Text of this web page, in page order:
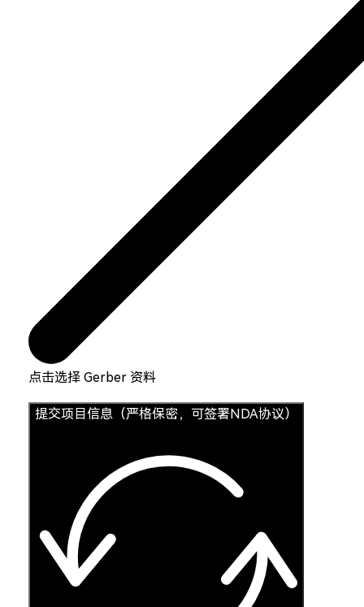
点击选择 Gerber 资料
提交项目信息（严格保密，可签署NDA协议）